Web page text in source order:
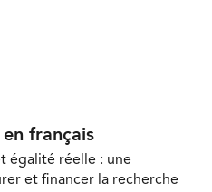
français
égalité réelle : une
et financer la recherche